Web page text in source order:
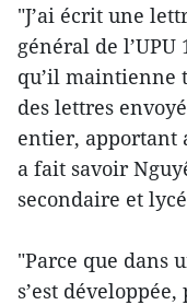
"J’ai écrit une
général de l’UPU
qu’il maintienne
des lettres
entier, apportant
a fait savoir
secondaire et
"Parce que dans
s’est